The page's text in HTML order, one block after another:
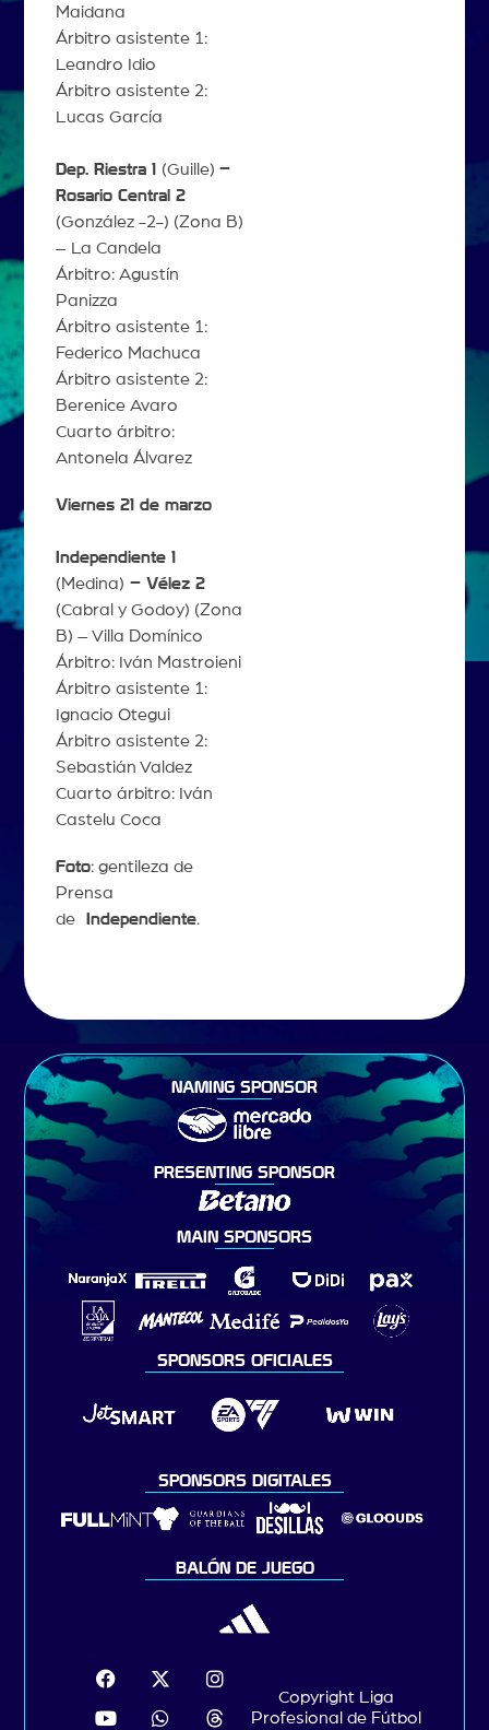
Maidana
Árbitro asistente 1:
Leandro Idio
Árbitro asistente 2:
Lucas García
Dep. Riestra 1 (Guille) –
Rosario Central 2
(González -2-) (Zona B)
– La Candela
Árbitro: Agustín
Panizza
Árbitro asistente 1:
Federico Machuca
Árbitro asistente 2:
Berenice Avaro
Cuarto árbitro:
Antonela Álvarez
Viernes 21 de marzo
Independiente 1
(Medina) – Vélez 2
(Cabral y Godoy) (Zona
B) – Villa Domínico
Árbitro: Iván Mastroieni
Árbitro asistente 1:
Ignacio Otegui
Árbitro asistente 2:
Sebastián Valdez
Cuarto árbitro: Iván
Castelu Coca
Foto: gentileza de
Prensa
de
Independiente.
NAMING SPONSOR
PRESENTING SPONSOR
MAIN SPONSORS
SPONSORS OFICIALES
SPONSORS DIGITALES
BALÓN DE JUEGO
Copyright Liga
Profesional de Fútbol